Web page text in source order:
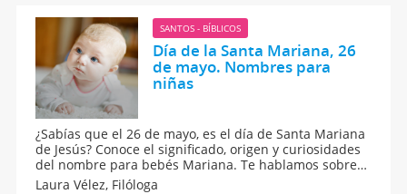
SANTOS - BÍBLICOS
Día de la Santa Mariana, 26
de mayo. Nombres para
niñas
¿Sabías que el 26 de mayo, es el día de Santa Mariana
de Jesús? Conoce el significado, origen y curiosidades
del nombre para bebés Mariana. Te hablamos sobre
el calendario santoral de la onomástica de todos los
Laura Vélez, Filóloga